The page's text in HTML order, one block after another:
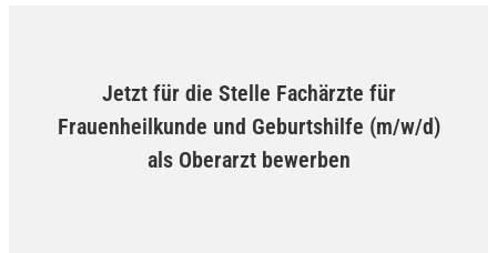
Jetzt für die Stelle Fachärzte für
Frauenheilkunde und Geburtshilfe (m/w/d)
als Oberarzt bewerben